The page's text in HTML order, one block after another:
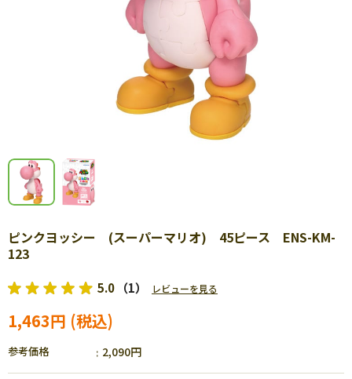
ピンクヨッシー (スーパーマリオ) 45ピース ENS-KM-
123
5.0 （1） レビューを見る
1,463円
参考価格 2,090円